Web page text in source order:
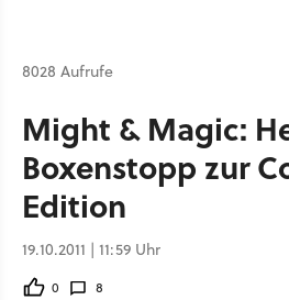
8028 Aufrufe
Might & Magic:
Boxenstopp zur
Edition
19.10.2011 | 11:59 Uhr
0 8